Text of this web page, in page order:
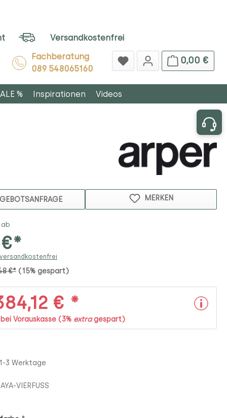
Versandkostenfrei
Fachberatung
089 548065160
0,00 €
% Inspirationen Videos
MERKEN
€* (15% gespart)
€ *
Vorauskasse (3% extragespart)
3 Werktage
VIERFUSS